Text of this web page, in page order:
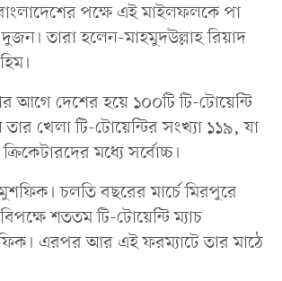
পক্ষে এই মাইলফলকে পা
তারা হলেন-মাহমুদউল্লাহ রিয়াদ
আগে দেশের হয়ে ১০০টি টি-টোয়েন্টি
তার খেলা টি-টোয়েন্টির সংখ্যা ১১৯, যা
মধ্যে সর্বোচ্চ।
চলতি বছরের মার্চে মিরপুরে
শততম টি-টোয়েন্টি ম্যাচ
এরপর আর এই ফরম্যাটে তার মাঠে